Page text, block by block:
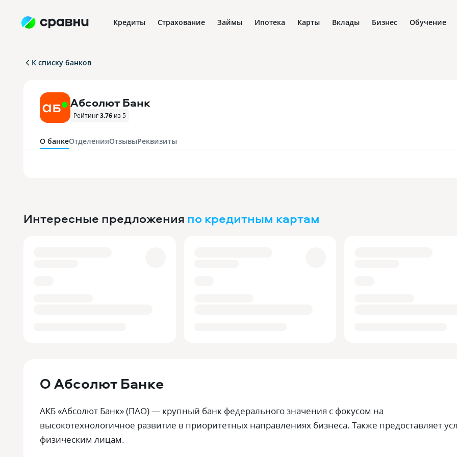
Кредиты Страхование Займы Ипотека Карты Вклады Бизнес Обучение
К списку банков
Абсолют Банк
Рейтинг3.76 из 5
О банкеОтделенияОтзывыРеквизиты
Интересные предложения по кредитным картам
ОАбсолют Банке
АКБ «Абсолют Банк» (ПАО) — крупный банк федерального значения с фокусом на
высокотехнологичное развитие в приоритетных направлениях бизнеса. Также предоставляет
физическим лицам.